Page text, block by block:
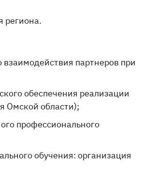
региона.
партнеров при
обеспечения реализации
Омской области);
профессионального
обучения: организация